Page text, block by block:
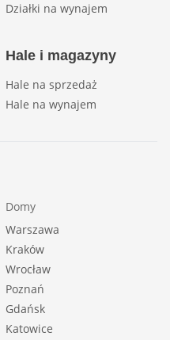
Działki na wynajem
Hale i magazyny
Hale na sprzedaż
Hale na wynajem
Domy
Warszawa
Kraków
Wrocław
Poznań
Gdańsk
Katowice